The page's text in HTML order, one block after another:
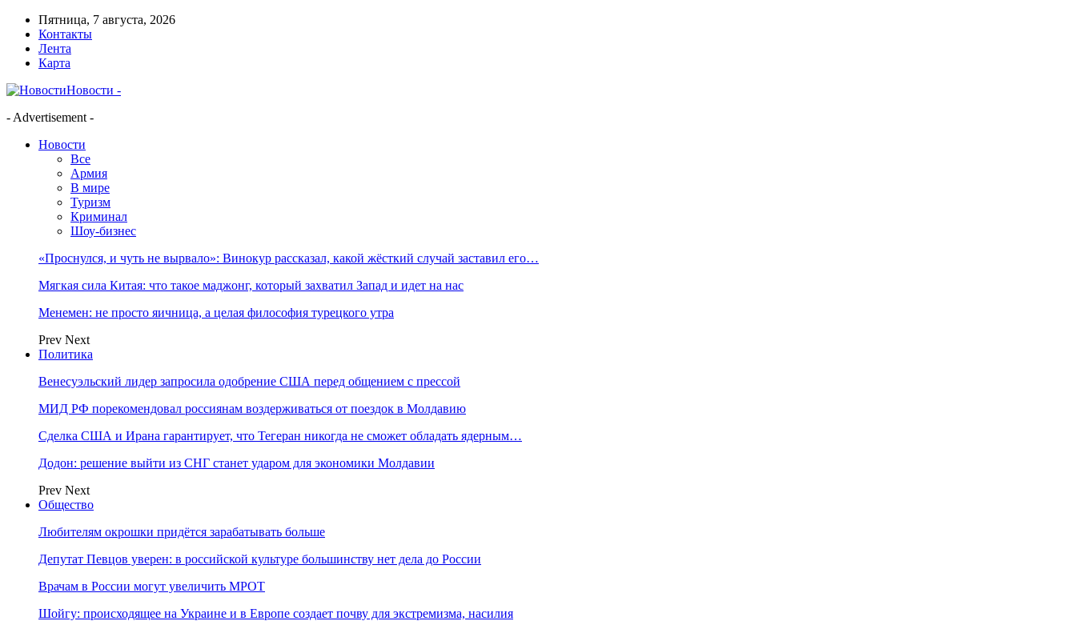
Пятница, 7 августа, 2026
Контакты
Лента
Карта
Новости -
- Advertisement -
Новости
Все
Армия
В мире
Туризм
Криминал
Шоу-бизнес
«Проснулся, и чуть не вырвало»: Винокур рассказал, какой жёсткий случай заставил его…
Мягкая сила Китая: что такое маджонг, который захватил Запад и идет на нас
Менемен: не просто яичница, а целая философия турецкого утра
Prev Next
Политика
Венесуэльский лидер запросила одобрение США перед общением с прессой
МИД РФ порекомендовал россиянам воздерживаться от поездок в Молдавию
Сделка США и Ирана гарантирует, что Тегеран никогда не сможет обладать ядерным…
Додон: решение выйти из СНГ станет ударом для экономики Молдавии
Prev Next
Общество
Любителям окрошки придётся зарабатывать больше
Депутат Певцов уверен: в российской культуре большинству нет дела до России
Врачам в России могут увеличить МРОТ
Шойгу: происходящее на Украине и в Европе создает почву для экстремизма, насилия